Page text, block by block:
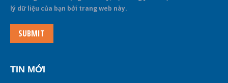
lý dữ liệu của bạn bởi trang web này.
SUBMIT
TIN MỚI